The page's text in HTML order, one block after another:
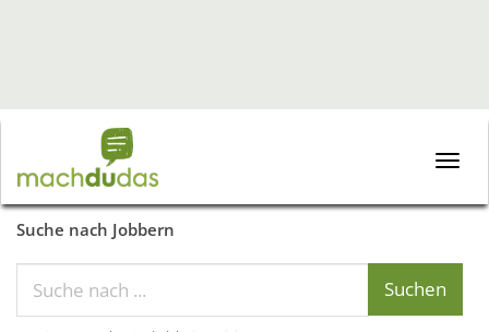
Toggle
Suche nach Jobbern